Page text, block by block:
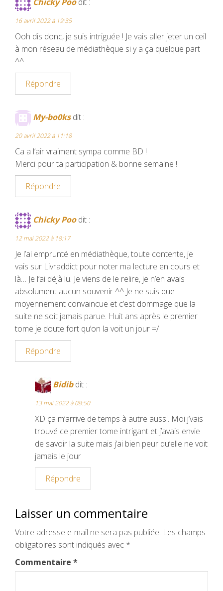
k
16 avril 2022 à 19:35
Ooh dis donc, je suis intriguée ! Je vais aller jeter un œil
à mon réseau de médiathèque si y a ça quelque part
^^
Répondre
My-bo0ks dit :
20 avril 2022 à 11:18
Ca a l’air vraiment sympa comme BD !
Merci pour ta participation & bonne semaine !
Répondre
Chicky Poo dit :
12 mai 2022 à 18:17
Je l’ai emprunté en médiathèque, toute contente, je
vais sur Livraddict pour noter ma lecture en cours et
là… Je l’ai déjà lu. Je viens de le relire, je n’en avais
absolument aucun souvenir ^^ Je ne suis que
moyennement convaincue et c’est dommage que la
suite ne soit jamais parue. Huit ans après le premier
tome je doute fort qu’on la voit un jour =/
Répondre
Bidib dit :
13 mai 2022 à 08:50
XD ça m’arrive de temps à autre aussi. Moi j’vais
trouvé ce premier tome intrigant et j’avais envie
de savoir la suite mais j’ai bien peur qu’elle ne voit
jamais le jour
Répondre
Laisser un commentaire
Votre adresse e-mail ne sera pas publiée. Les champs
obligatoires sont indiqués avec *
Commentaire *